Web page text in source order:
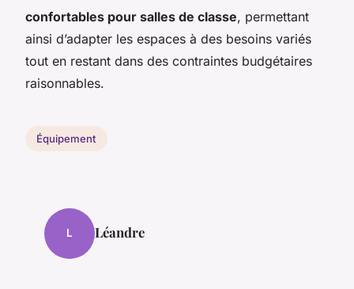
confortables pour salles de classe, permettant
ainsi d’adapter les espaces à des besoins variés
tout en restant dans des contraintes budgétaires
raisonnables.
Équipement
L Léandre